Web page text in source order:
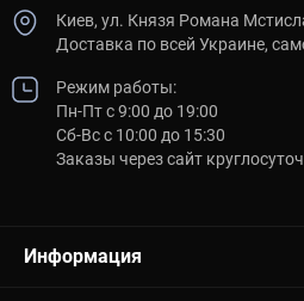
Киев, ул. Князя Романа
Доставка по всей Украине,
Режим работы:
Пн-Пт с 9:00 до 19:00
Сб-Вс с 10:00 до 15:30
Заказы через сайт
Информация